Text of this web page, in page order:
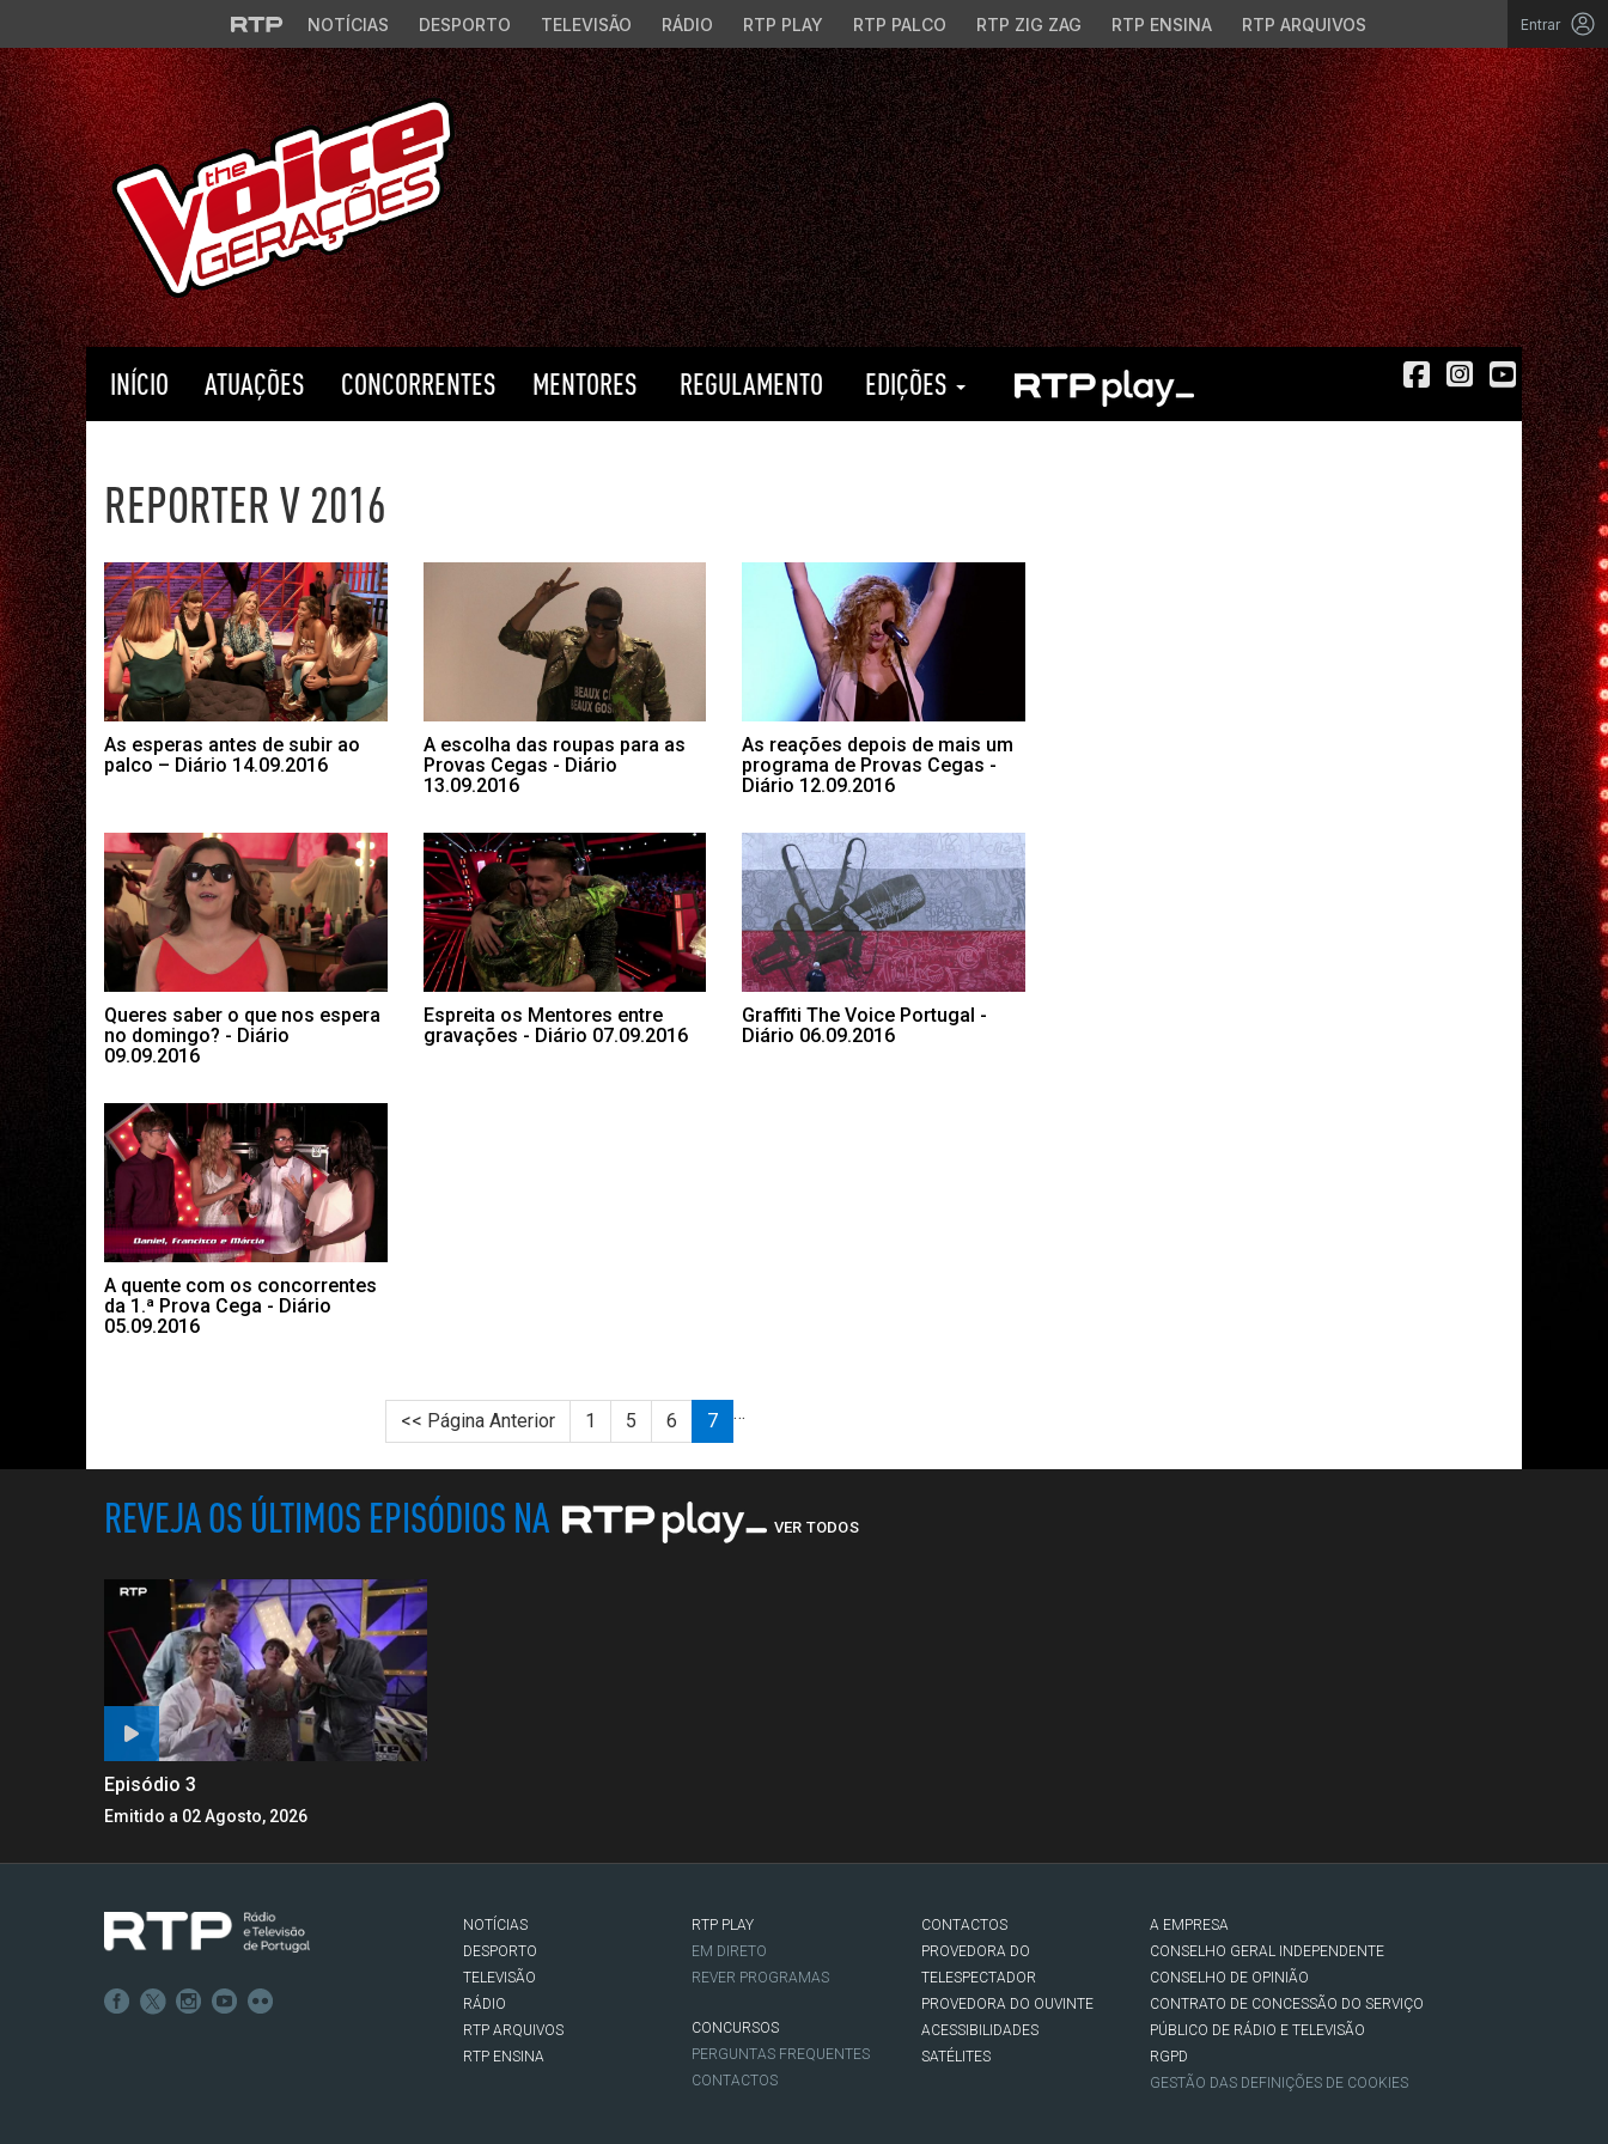
Saltar para o conteúdo principal
NOTÍCIAS DESPORTO TELEVISÃO RÁDIO RTP PLAY RTP PALCO RTP ZIG ZAG RTP ENSINA RTP ARQUIVOS Entrar
INÍCIO ATUAÇÕES CONCORRENTES MENTORES REGULAMENTO EDIÇÕES
The Voice Portugal
REPORTER V 2016
As esperas antes de subir ao
palco – Diário 14.09.2016
A escolha das roupas para as
Provas Cegas - Diário
13.09.2016
As reações depois de mais um
programa de Provas Cegas -
Diário 12.09.2016
Queres saber o que nos espera
no domingo? - Diário
09.09.2016
Espreita os Mentores entre
gravações - Diário 07.09.2016
Graffiti The Voice Portugal -
Diário 06.09.2016
A quente com os concorrentes
da 1.ª Prova Cega - Diário
05.09.2016
<< Página Anterior 1 …
5 6 7
REVEJA OS ÚLTIMOS EPISÓDIOS NA VER TODOS
Episódio 3
Emitido a 02 Agosto, 2026
NOTÍCIAS
DESPORTO
TELEVISÃO
RÁDIO
RTP ARQUIVOS
RTP ENSINA
RTP PLAY
EM DIRETO
REVER PROGRAMAS
CONCURSOS
PERGUNTAS FREQUENTES
CONTACTOS
CONTACTOS
PROVEDORA DO
TELESPECTADOR
PROVEDORA DO OUVINTE
ACESSIBILIDADES
SATÉLITES
A EMPRESA
CONSELHO GERAL INDEPENDENTE
CONSELHO DE OPINIÃO
CONTRATO DE CONCESSÃO DO SERVIÇO
PÚBLICO DE RÁDIO E TELEVISÃO
RGPD
GESTÃO DAS DEFINIÇÕES DE COOKIES